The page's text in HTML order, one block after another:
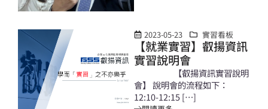
2023-05-23 實習看板
【就業實習】叡揚資訊
實習說明會
【叡揚資訊實習說明
會】 說明會的流程如下：
12:10-12:15 […]